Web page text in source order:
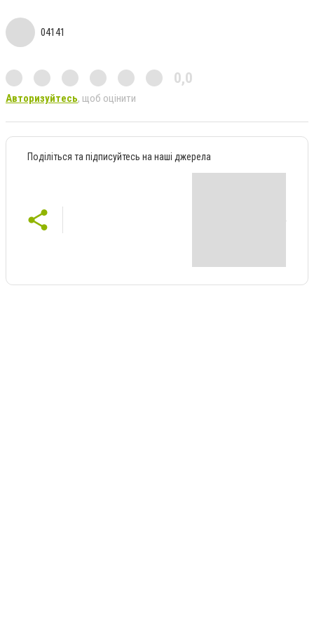
04141
0,0
Авторизуйтесь, щоб оцінити
Поділіться та підписуйтесь на наші джерела